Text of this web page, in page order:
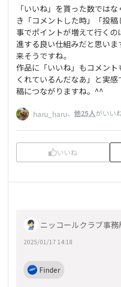
「いいね」を貰った数では
き「コメントした時」「投
事でポイントが増えて行く
進する良い仕組みだと思いま
来そうですね。
作品に「いいね」もコメン
くれているんだなあ」と実
稿につながりますね。^^
haru_haru、 他25人がいい
いいね
ニッコールクラブ事務
2025/01/17 14:18
Finder